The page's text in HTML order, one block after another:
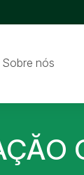
Sobre nós